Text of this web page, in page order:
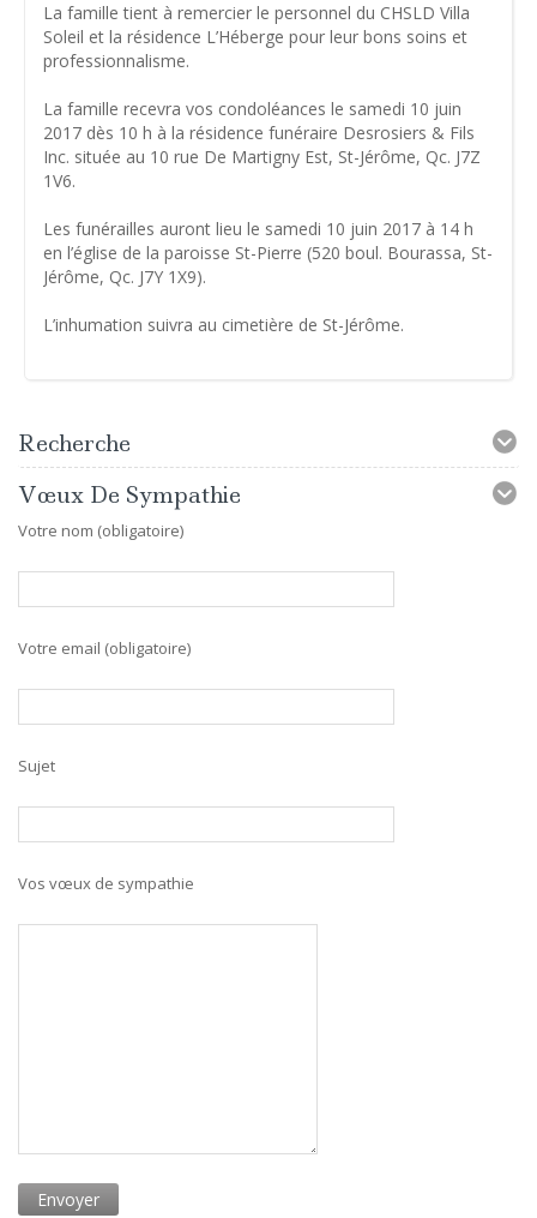
La famille tient à remercier le personnel du CHSLD Villa
Soleil et la résidence L’Héberge pour leur bons soins et
professionnalisme.
La famille recevra vos condoléances le samedi 10 juin
2017 dès 10 h à la résidence funéraire Desrosiers & Fils
Inc. située au 10 rue De Martigny Est, St-Jérôme, Qc. J7Z
1V6.
Les funérailles auront lieu le samedi 10 juin 2017 à 14 h
en l’église de la paroisse St-Pierre (520 boul. Bourassa, St-
Jérôme, Qc. J7Y 1X9).
L’inhumation suivra au cimetière de St-Jérôme.
Recherche
Vœux De Sympathie
Votre nom (obligatoire)
Votre email (obligatoire)
Sujet
Vos vœux de sympathie